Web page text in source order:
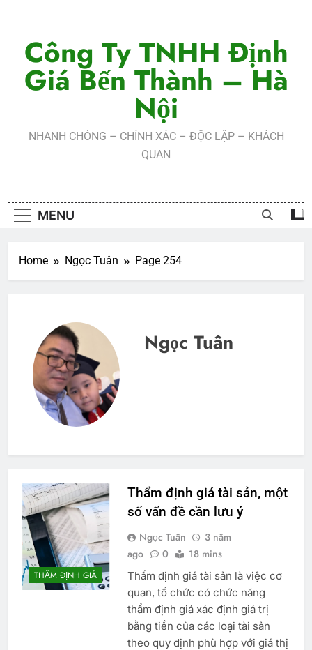
contentCông Ty TNHH Định
Giá Bến Thành – Hà
Nội
NHANH CHÓNG – CHÍNH XÁC – ĐỘC LẬP – KHÁCH
QUAN
MENU
Home Ngọc Tuân Page 254
Ngọc Tuân
THẨM ĐỊNH GIÁ
Thẩm định giá tài sản, một
số vấn đề cần lưu ý
Ngọc Tuân
3 năm
ago
0 18 mins
Thẩm định giá tài sản là việc cơ
quan, tổ chức có chức năng
thẩm định giá xác định giá trị
bằng tiền của các loại tài sản
theo quy định phù hợp với giá thị